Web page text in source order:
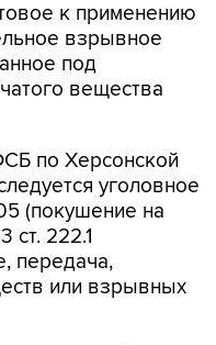
к применению
взрывное
под
вещества
по Херсонской
уголовное
(покушение на
ст. 222.1
передача,
или взрывных